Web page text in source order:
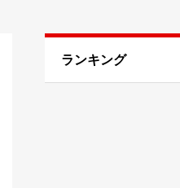
ランキング